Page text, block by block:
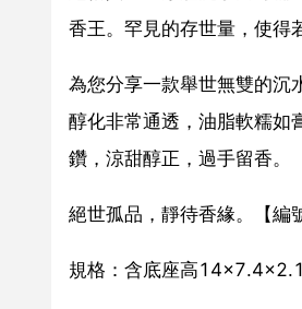
香王。罕見的存世量，使得
為您分享一款舉世無雙的沉
醇化非常通透，油脂軟糯如
鑽，涼甜醇正，過手留香。
絕世孤品，靜待香緣。【編
規格：含底座高